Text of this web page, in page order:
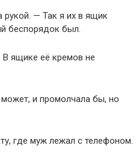
рукой. — Так я их в ящик
беспорядок был.
ящике её кремов не
и промолчала бы, но
где муж лежал с телефоном.